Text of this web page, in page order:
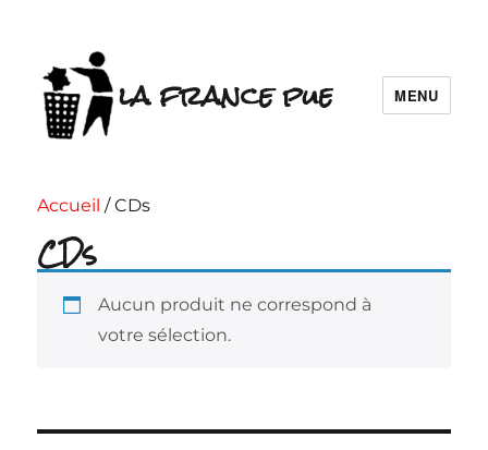
la france pue MENU
Accueil / CDs
CDs
Aucun produit ne correspond à
votre sélection.